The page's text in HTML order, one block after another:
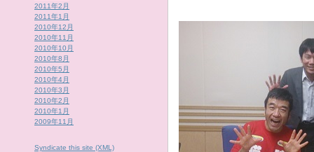
2011年2月
2011年1月
2010年12月
2010年11月
2010年10月
2010年8月
2010年5月
2010年4月
2010年3月
2010年2月
2010年1月
2009年11月
Syndicate this site (XML)